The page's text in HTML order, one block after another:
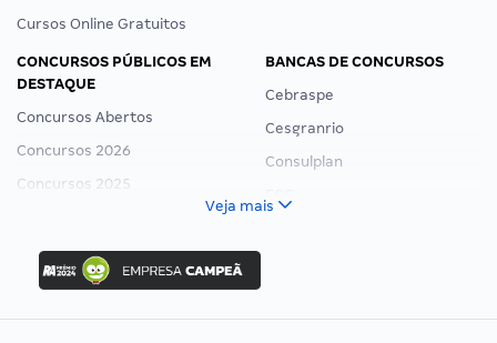
Cursos Online Gratuitos
CONCURSOS PÚBLICOS EM
DESTAQUE
Concursos Abertos
Concursos 2026
Concursos 2025
Concurso Nacional Unificado
Concurso Ibama
Concurso MPU
Editais publicados
BANCAS DE CONCURSOS
Cebraspe
Cesgranrio
Consulplan
Veja mais